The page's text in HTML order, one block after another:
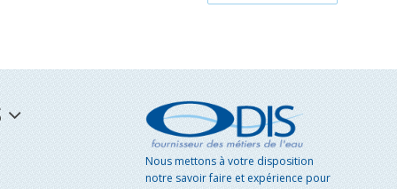
Nous mettons à votre disposition
notre savoir faire et expérience pour